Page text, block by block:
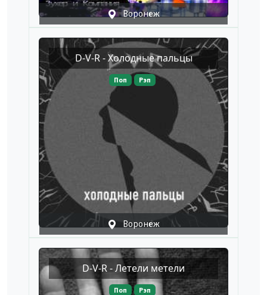
Воронеж
D-V-R - Холодные пальцы
Поп Рэп
Воронеж
D-V-R - Летели метели
Поп Рэп